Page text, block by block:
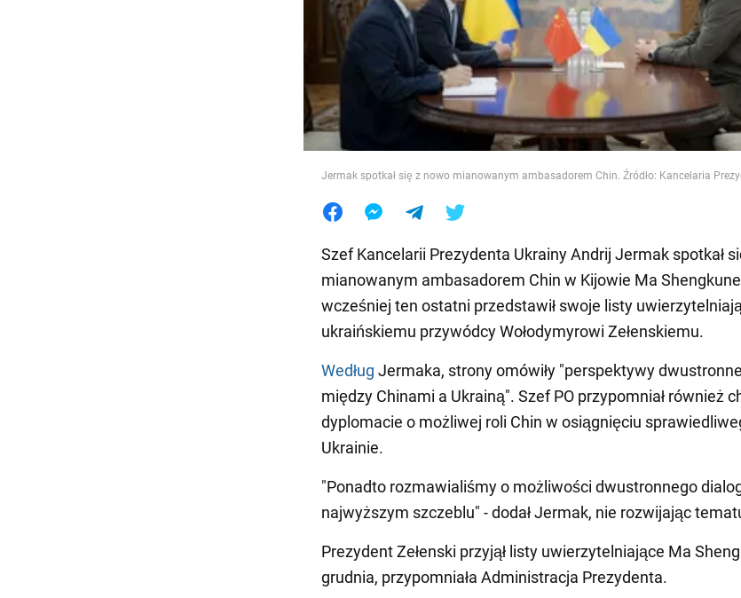
Jedzenie
Jermak spotkał się z nowo mianowanym ambasadorem Chin. Źródło: Kancelaria
Szef Kancelarii Prezydenta Ukrainy Andrij Jermak spotkał
mianowanym ambasadorem Chin w Kijowie Ma
wcześniej ten ostatni przedstawił swoje listy
ukraińskiemu przywódcy Wołodymyrowi Zełenskiemu.
Według Jermaka, strony omówiły "perspektywy
między Chinami a Ukrainą". Szef PO przypomniał również
dyplomacie o możliwej roli Chin w osiągnięciu
Ukrainie.
"Ponadto rozmawialiśmy o możliwości dwustronnego
najwyższym szczeblu" - dodał Jermak, nie rozwijając
Prezydent Zełenski przyjął listy uwierzytelniające Ma
grudnia, przypomniała Administracja Prezydenta.